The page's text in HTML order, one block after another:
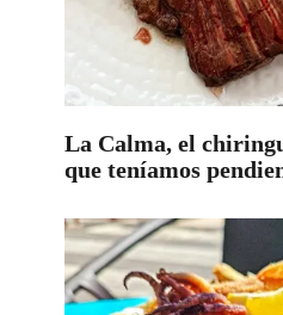
La Calma, el
que teníamos